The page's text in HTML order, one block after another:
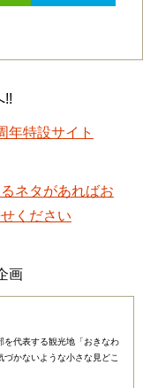
を代表する観光地「おきなわ
かないような小さな見どこ